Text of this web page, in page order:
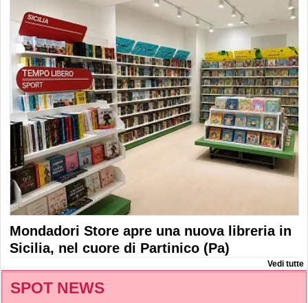
Mondadori Store apre una nuova libreria in
Sicilia, nel cuore di Partinico (Pa)
Vedi tutte
SPOT NEWS